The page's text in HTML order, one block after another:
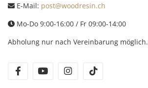
E-Mail: post@woodresin.ch
Mo-Do 9:00-16:00 / Fr 09:00-14:00
Abholung nur nach Vereinbarung möglich.
facebookyoutube instagram